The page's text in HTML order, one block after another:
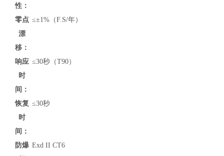
性：
零点
漂
移：
≤±1%（F.S/年）
响应
时
间：
≤30秒（T90）
恢复
时
间：
≤30秒
防爆 Exd II CT6